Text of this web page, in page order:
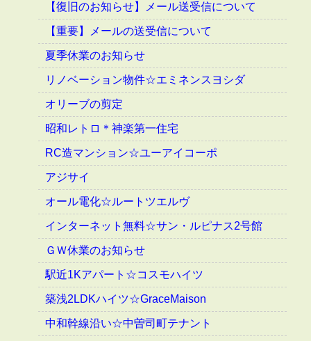
【復旧のお知らせ】メール送受信について
【重要】メールの送受信について
夏季休業のお知らせ
リノベーション物件☆エミネンスヨシダ
オリーブの剪定
昭和レトロ＊神楽第一住宅
RC造マンション☆ユーアイコーポ
アジサイ
オール電化☆ルートツエルヴ
インターネット無料☆サン・ルピナス2号館
ＧＷ休業のお知らせ
駅近1Kアパート☆コスモハイツ
築浅2LDKハイツ☆GraceMaison
中和幹線沿い☆中曽司町テナント